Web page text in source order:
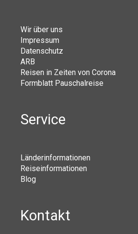
Wir über uns
Impressum
Datenschutz
ARB
Reisen in Zeiten von Corona
Formblatt Pauschalreise
Service
Länderinformationen
Reiseinformationen
Blog
Kontakt